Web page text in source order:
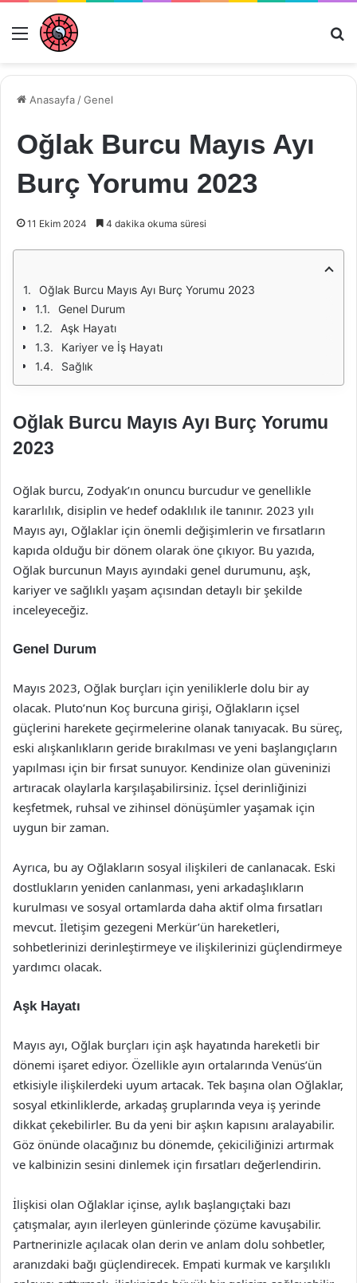
Menü
Anasayfa /Genel
Oğlak Burcu Mayıs Ayı
Burç Yorumu 2023
11 Ekim 2024 4 dakika okuma süresi
Oğlak Burcu Mayıs Ayı Burç Yorumu 2023
Genel Durum
Aşk Hayatı
Kariyer ve İş Hayatı
Sağlık
Oğlak Burcu Mayıs Ayı Burç Yorumu
2023
Oğlak burcu, Zodyak’ın onuncu burcudur ve genellikle
kararlılık, disiplin ve hedef odaklılık ile tanınır. 2023 yılı
Mayıs ayı, Oğlaklar için önemli değişimlerin ve fırsatların
kapıda olduğu bir dönem olarak öne çıkıyor. Bu yazıda,
Oğlak burcunun Mayıs ayındaki genel durumunu, aşk,
kariyer ve sağlıklı yaşam açısından detaylı bir şekilde
inceleyeceğiz.
Genel Durum
Mayıs 2023, Oğlak burçları için yeniliklerle dolu bir ay
olacak. Pluto’nun Koç burcuna girişi, Oğlakların içsel
güçlerini harekete geçirmelerine olanak tanıyacak. Bu süreç,
eski alışkanlıkların geride bırakılması ve yeni başlangıçların
yapılması için bir fırsat sunuyor. Kendinize olan güveninizi
artıracak olaylarla karşılaşabilirsiniz. İçsel derinliğinizi
keşfetmek, ruhsal ve zihinsel dönüşümler yaşamak için
uygun bir zaman.
Ayrıca, bu ay Oğlakların sosyal ilişkileri de canlanacak. Eski
dostlukların yeniden canlanması, yeni arkadaşlıkların
kurulması ve sosyal ortamlarda daha aktif olma fırsatları
mevcut. İletişim gezegeni Merkür’ün hareketleri,
sohbetlerinizi derinleştirmeye ve ilişkilerinizi güçlendirmeye
yardımcı olacak.
Aşk Hayatı
Mayıs ayı, Oğlak burçları için aşk hayatında hareketli bir
dönemi işaret ediyor. Özellikle ayın ortalarında Venüs’ün
etkisiyle ilişkilerdeki uyum artacak. Tek başına olan Oğlaklar,
sosyal etkinliklerde, arkadaş gruplarında veya iş yerinde
dikkat çekebilirler. Bu da yeni bir aşkın kapısını aralayabilir.
Göz önünde olacağınız bu dönemde, çekiciliğinizi artırmak
ve kalbinizin sesini dinlemek için fırsatları değerlendirin.
İlişkisi olan Oğlaklar içinse, aylık başlangıçtaki bazı
çatışmalar, ayın ilerleyen günlerinde çözüme kavuşabilir.
Partnerinizle açılacak olan derin ve anlam dolu sohbetler,
aranızdaki bağı güçlendirecek. Empati kurmak ve karşılıklı